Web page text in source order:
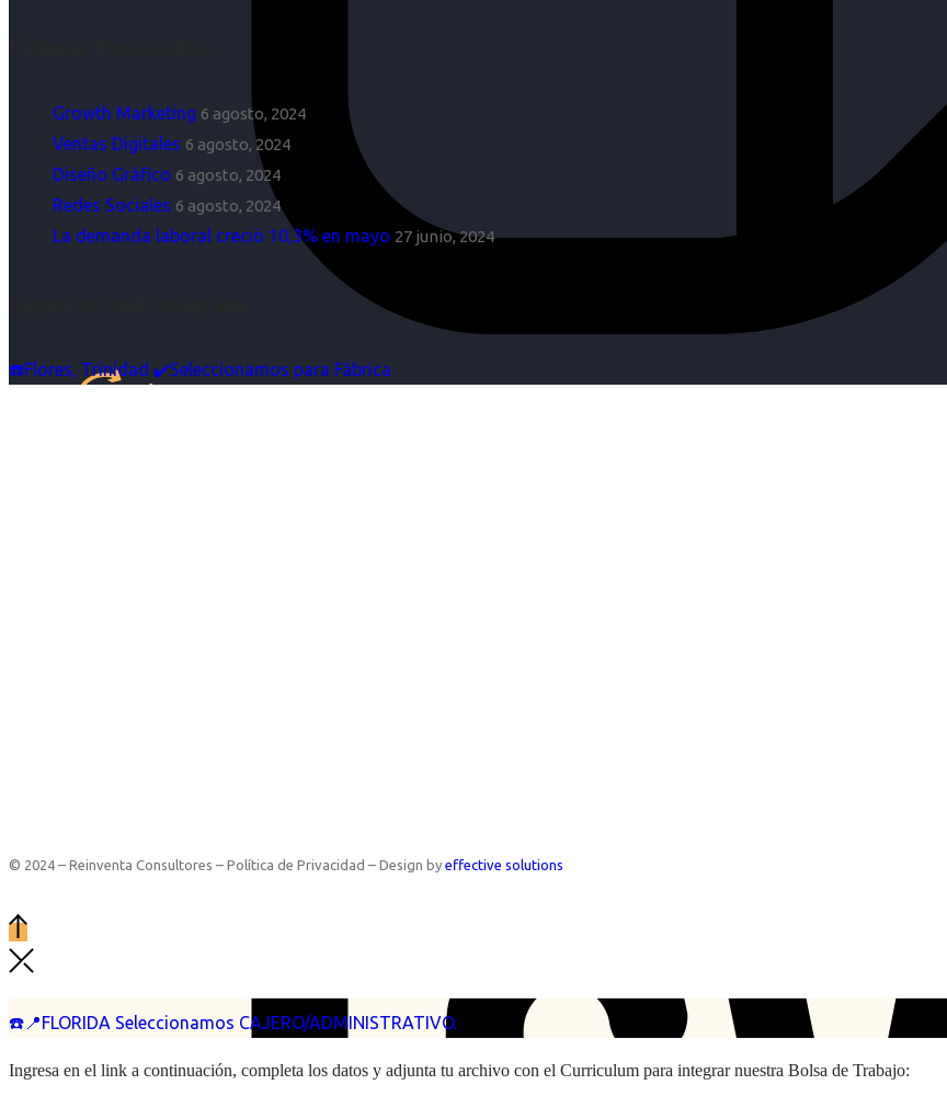
Growth Marketing 6 agosto, 2024
Ventas Digitales 6 agosto, 2024
Diseño Gráfico 6 agosto, 2024
Redes Sociales 6 agosto, 2024
La demanda laboral creció 10,3% en mayo 27 junio, 2024
☎️Flores, Trinidad ✔️Seleccionamos para Fábrica
☎️📍FLORIDA Seleccionamos CAJERO/ADMINISTRATIVO.
© 2024 – Reinventa Consultores – Política de Privacidad – Design by effective solutions
Ingresa en el link a continuación, completa los datos y adjunta tu archivo con el Curriculum para integrar nuestra Bolsa de Trabajo: